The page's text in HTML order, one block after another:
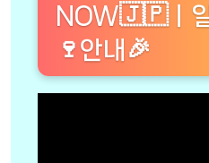
NOW🇯🇵ㅣ
🍷안내🎉